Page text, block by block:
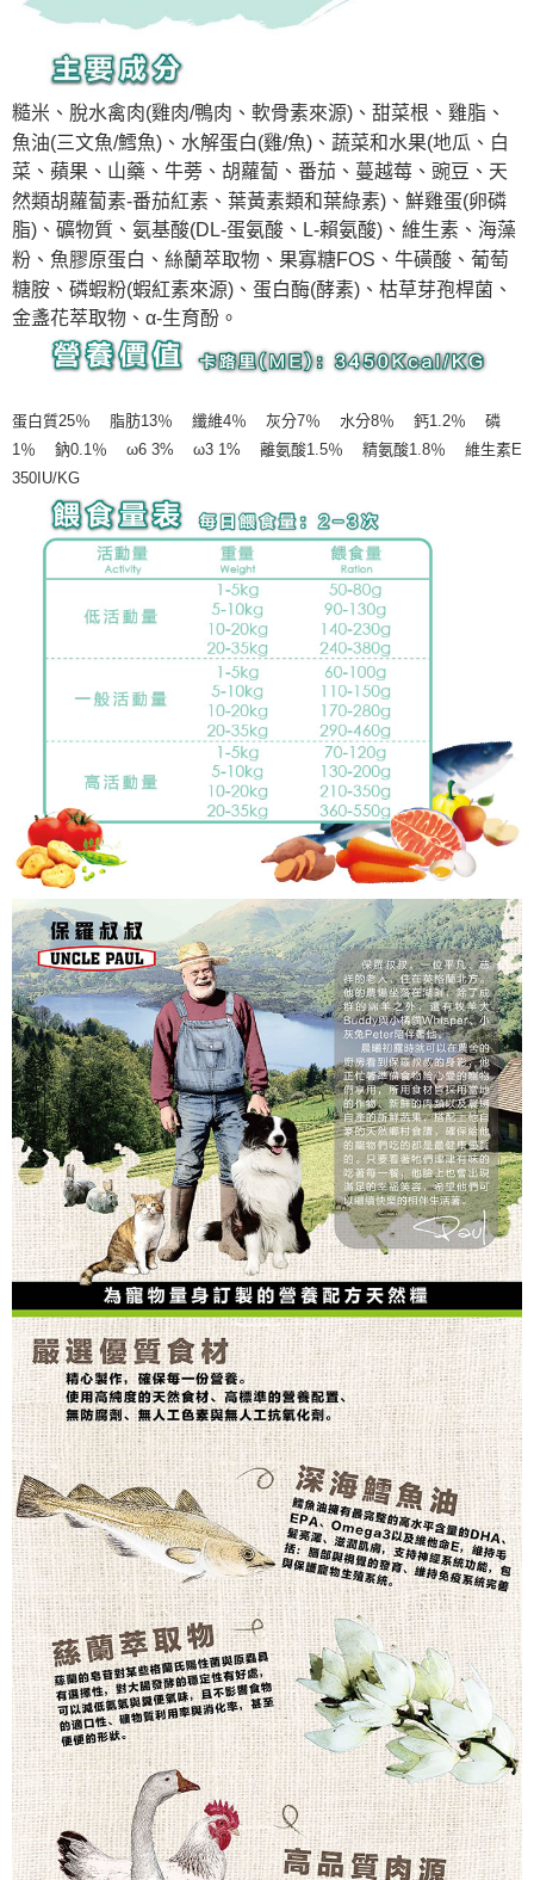
糙米、脫水禽肉(雞肉/鴨肉、軟骨素來源)、甜菜根、雞脂、
魚油(三文魚/鱈魚)、水解蛋白(雞/魚)、蔬菜和水果(地瓜、白
菜、蘋果、山藥、牛蒡、胡蘿蔔、番茄、蔓越莓、豌豆、天
然類胡蘿蔔素-番茄紅素、葉黃素類和葉綠素)、鮮雞蛋(卵磷
脂)、礦物質、氨基酸(DL-蛋氨酸、L-賴氨酸)、維生素、海藻
粉、魚膠原蛋白、絲蘭萃取物、果寡糖FOS、牛磺酸、葡萄
糖胺、磷蝦粉(蝦紅素來源)、蛋白酶(酵素)、枯草芽孢桿菌、
金盞花萃取物、α-生育酚。
蛋白質25％ 脂肪13％ 纖維4％ 灰分7％ 水分8％ 鈣1.2％ 磷
1％ 鈉0.1％ ω6 3% ω3 1% 離氨酸1.5％ 精氨酸1.8％ 維生素E
350IU/KG